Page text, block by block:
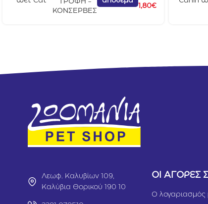
ΤΡΟΦΗ -
ΚΟΝΣΕΡΒΕΣ
1,80€
Λεωφ. Καλυβίων 109,
Καλύβια Θορικού 190 10
ΟΙ ΑΓΟΡΕΣ
Ο λογαριασμός